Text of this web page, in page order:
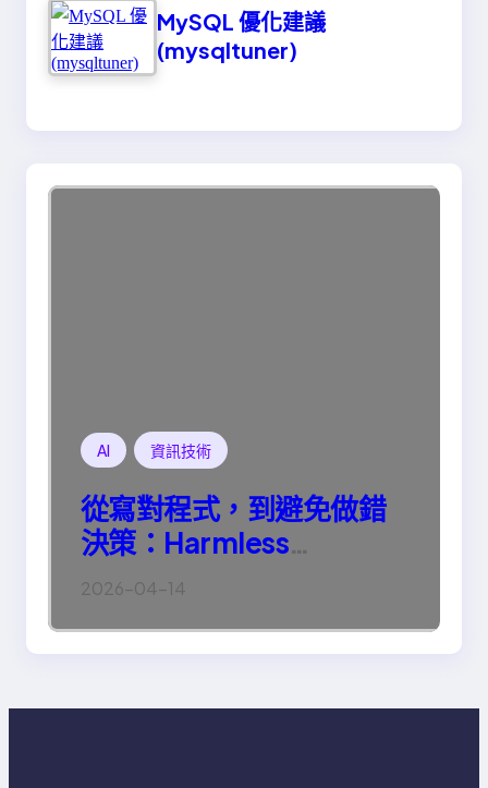
MySQL 優化建議
(mysqltuner)
AI 資訊技術
從寫對程式，到避免做錯
決策：Harmless
Engineering 的真正意義
2026-04-14